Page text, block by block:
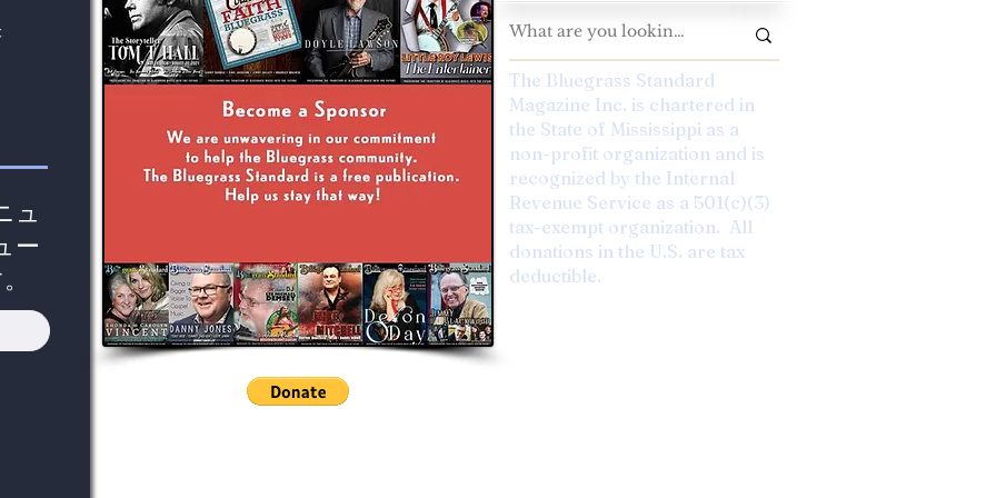
ュ
ー
The Bluegrass Standard
Magazine Inc. is chartered in
the State of Mississippi as a
non-profit organization and is
recognized by the Internal
Revenue Service as a 501(c)(3)
tax-exempt organization. All
donations in the U.S. are tax
deductible.